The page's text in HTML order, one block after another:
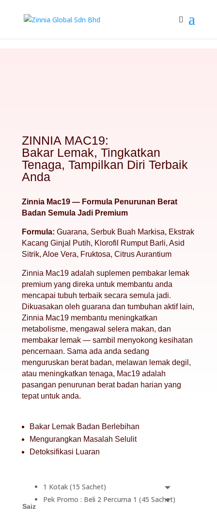
ZINNIA MAC19:
Bakar Lemak, Tingkatkan
Tenaga, Tampilkan Diri Terbaik
Anda
Zinnia Mac19 — Formula Penurunan Berat
Badan Semula Jadi Premium
Formula: Guarana, Serbuk Buah Markisa, Ekstrak
Kacang Ginjal Putih, Klorofil Rumput Barli, Asid
Sitrik, Aloe Vera, Fruktosa, Citrus Aurantium
Zinnia Mac19 adalah suplemen pembakar lemak
premium yang direka untuk membantu anda
mencapai tubuh terbaik secara semula jadi.
Dikuasakan oleh guarana dan tumbuhan aktif lain,
Zinnia Mac19 membantu meningkatkan
metabolisme, mengawal selera makan, dan
membakar lemak — sambil menyokong kesihatan
pencernaan. Sama ada anda sedang
menguruskan berat badan, melawan lemak degil,
atau meningkatkan tenaga, Mac19 adalah
pasangan penurunan berat badan harian yang
tepat untuk anda.
Bakar Lemak Badan Berlebihan
Mengurangkan Masalah Selulit
Detoksifikasi Luaran
Saiz
1 Kotak (15 Sachet)
Pek Promo : Beli 2 Percuma 1 (45 Sachet)